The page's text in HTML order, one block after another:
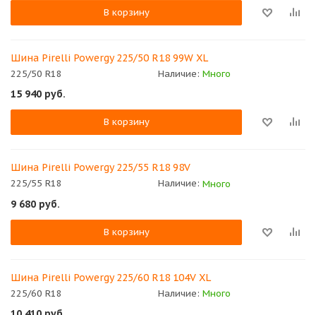
В корзину
Шина Pirelli Powergy 225/50 R18 99W XL
225/50 R18 Наличие: Много
15 940 руб.
В корзину
Шина Pirelli Powergy 225/55 R18 98V
225/55 R18 Наличие: Много
9 680 руб.
В корзину
Шина Pirelli Powergy 225/60 R18 104V XL
225/60 R18 Наличие: Много